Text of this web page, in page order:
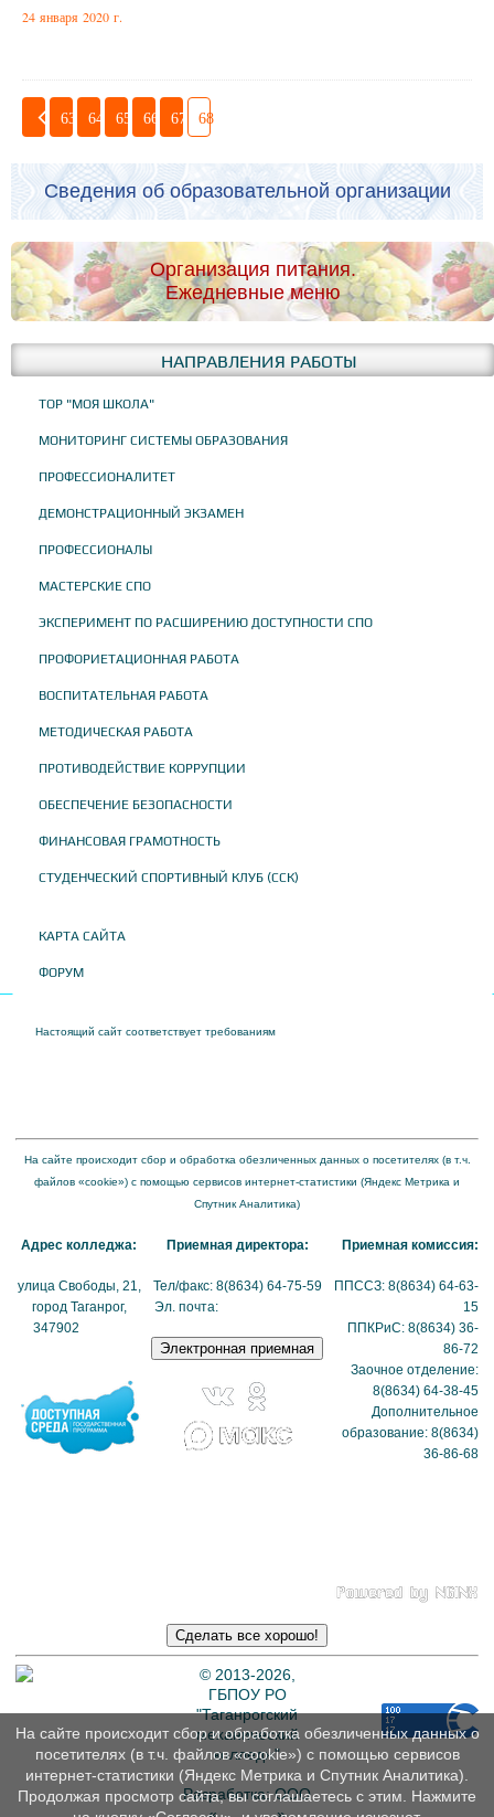
24 января 2020 г.
63 64 65 66 67 68
Сведения об образовательной организации
Организация питания.
Ежедневные меню
НАПРАВЛЕНИЯ РАБОТЫ
ТОР "МОЯ ШКОЛА"
МОНИТОРИНГ СИСТЕМЫ ОБРАЗОВАНИЯ
ПРОФЕССИОНАЛИТЕТ
ДЕМОНСТРАЦИОННЫЙ ЭКЗАМЕН
ПРОФЕССИОНАЛЫ
МАСТЕРСКИЕ СПО
ЭКСПЕРИМЕНТ ПО РАСШИРЕНИЮ ДОСТУПНОСТИ СПО
ПРОФОРИЕТАЦИОННАЯ РАБОТА
ВОСПИТАТЕЛЬНАЯ РАБОТА
МЕТОДИЧЕСКАЯ РАБОТА
ПРОТИВОДЕЙСТВИЕ КОРРУПЦИИ
ОБЕСПЕЧЕНИЕ БЕЗОПАСНОСТИ
ФИНАНСОВАЯ ГРАМОТНОСТЬ
СТУДЕНЧЕСКИЙ СПОРТИВНЫЙ КЛУБ (ССК)
КАРТА САЙТА
ФОРУМ
Настоящий сайт соответствует требованиям
На сайте происходит сбор и обработка обезличенных данных о посетителях (в т.ч.
файлов «cookie») с помощью сервисов интернет-статистики (Яндекс Метрика и
Спутник Аналитика)
Адрес колледжа:
улица Свободы, 21,
город Таганрог,
347902
Приемная директора:
Тел/факс: 8(8634) 64-75-59
Эл. почта:
Приемная комиссия:
ППССЗ: 8(8634) 64-63-
15
ППКРиС: 8(8634) 36-
86-72
Заочное отделение:
8(8634) 64-38-45
Дополнительное
образование: 8(8634)
36-86-68
© 2013-2026,
ГБПОУ РО
"Таганрогский
механический
колледж"
Разработка: ООО
На сайте происходит сбор и обработка обезличенных данных о
посетителях (в т.ч. файлов «cookie») с помощью сервисов
интернет-статистики (Яндекс Метрика и Спутник Аналитика).
Продолжая просмотр сайта, вы соглашаетесь с этим. Нажмите